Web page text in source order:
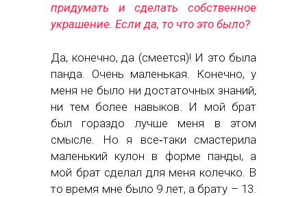
придумать и сделать собственное
украшение. Если да, то что это было?
Да, конечно, да (смеется)! И это была
панда. Очень маленькая. Конечно, у
меня не было ни достаточных знаний,
ни тем более навыков. И мой брат
был гораздо лучше меня в этом
смысле. Но я все‑таки смастерила
маленький кулон в форме панды, а
мой брат сделал для меня колечко. В
то время мне было 9 лет, а брату – 13.